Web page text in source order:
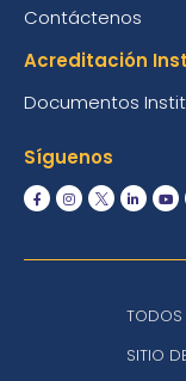
Contáctenos
Acreditación
Documentos
Síguenos
TODOS
SITIO